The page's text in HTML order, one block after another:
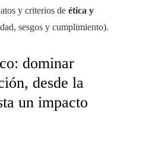
y criterios de ética y
sesgos y cumplimiento).
dominar
desde la
un impacto